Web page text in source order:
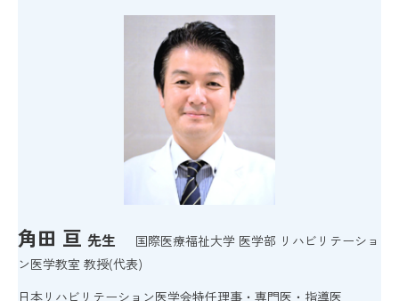
角田 亘 先生
国際医療福祉大学 医学部 リハビリテーショ
ン医学教室 教授(代表)
日本リハビリテーション医学会特任理事・専門医・指導医